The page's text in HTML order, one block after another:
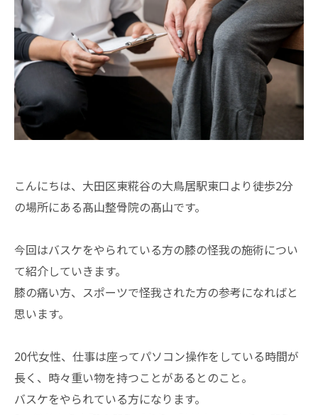
こんにちは、大田区東糀谷の大鳥居駅東口より徒歩2分
の場所にある髙山整骨院の髙山です。
今回はバスケをやられている方の膝の怪我の施術につい
て紹介していきます。
膝の痛い方、スポーツで怪我された方の参考になればと
思います。
20代女性、仕事は座ってパソコン操作をしている時間が
長く、時々重い物を持つことがあるとのこと。
バスケをやられている方になります。